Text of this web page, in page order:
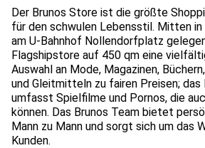
Der Brunos Store ist die größte
für den schwulen Lebensstil. Mitten
am U-Bahnhof Nollendorfplatz
Flagshipstore auf 450 qm eine
Auswahl an Mode, Magazinen,
und Gleitmitteln zu fairen Preisen; das
umfasst Spielfilme und Pornos, die
können. Das Brunos Team bietet
Mann zu Mann und sorgt sich um das
Kunden.